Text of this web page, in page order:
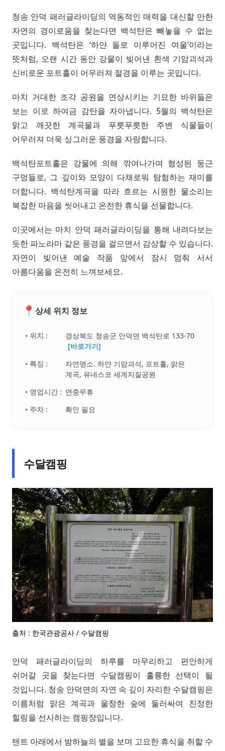
청송 안덕 패러글라이딩의 역동적인 매력을 대신할 만한
자연의 경이로움을 찾는다면 백석탄은 빼놓을 수 없는
곳입니다. 백석탄은 ‘하얀 돌로 이루어진 여울’이라는
뜻처럼, 오랜 시간 동안 강물이 빚어낸 흰색 기암괴석과
신비로운 포트홀이 어우러져 절경을 이루는 곳입니다.
마치 거대한 조각 공원을 연상시키는 기묘한 바위들은
보는 이로 하여금 감탄을 자아냅니다. 5월의 백석탄은
맑고 깨끗한 계곡물과 푸릇푸릇한 주변 식물들이
어우러져 더욱 싱그러운 풍경을 자랑합니다.
백석탄포트홀은 강물에 의해 깎여나가며 형성된 둥근
구멍들로, 그 깊이와 모양이 다채로워 탐험하는 재미를
더합니다. 백석탄계곡을 따라 흐르는 시원한 물소리는
복잡한 마음을 씻어내고 온전한 휴식을 선물합니다.
이곳에서는 마치 안덕 패러글라이딩을 통해 내려다보는
듯한 파노라마 같은 풍경을 걸으면서 감상할 수 있습니다.
자연이 빚어낸 예술 작품 앞에서 잠시 멈춰 서서
아름다움을 온전히 느껴보세요.
📍 상세 위치 정보
• 위치 :
경상북도 청송군 안덕면 백석탄로 133-70
[바로가기]
• 특징 :
자연명소. 하얀 기암괴석, 포트홀, 맑은
계곡, 유네스코 세계지질공원
• 영업시간 : 연중무휴
• 주차 :
확인 필요
수달캠핑
출처 : 한국관광공사 / 수달캠핑
안덕 패러글라이딩의 하루를 마무리하고 편안하게
쉬어갈 곳을 찾는다면 수달캠핑이 훌륭한 선택이 될
것입니다. 청송 안덕면의 자연 속 깊이 자리한 수달캠핑은
이름처럼 맑은 계곡과 울창한 숲에 둘러싸여 진정한
힐링을 선사하는 캠핑장입니다.
텐트 아래에서 밤하늘의 별을 보며 고요한 휴식을 취할 수